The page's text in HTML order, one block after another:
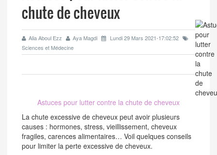
chute de cheveux
Alia Aboul Ezz Aya Magdi
Lundi 29 Mars 2021-17:02:52
Sciences et Médecine
Astuces pour lutter contre la chute de cheveux
La chute excessive de cheveux peut avoir plusieurs
causes : hormones, stress, vieillissement, cheveux
fragiles, carences alimentaires… Voil quelques conseils
pour limiter la perte excessive de cheveux.